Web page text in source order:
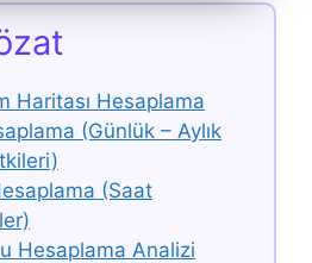
Haritası Hesaplama
(Günlük – Aylık
(Saat
Hesaplama Analizi